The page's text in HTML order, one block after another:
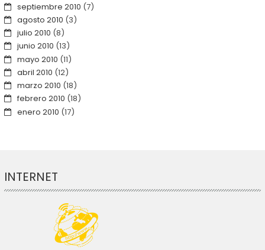
septiembre 2010 (7)
agosto 2010 (3)
julio 2010 (8)
junio 2010 (13)
mayo 2010 (11)
abril 2010 (12)
marzo 2010 (18)
febrero 2010 (18)
enero 2010 (17)
INTERNET